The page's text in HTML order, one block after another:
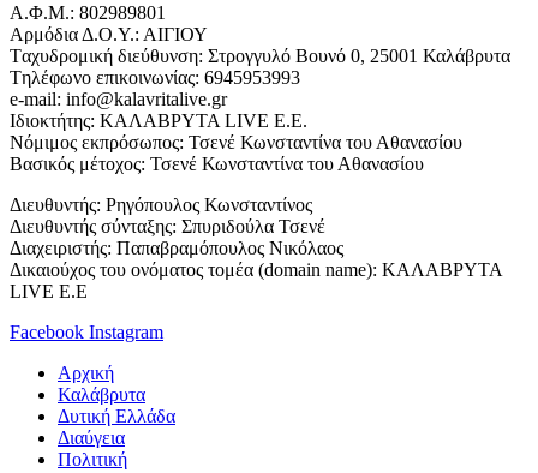
Α.Φ.Μ.: 802989801
Αρμόδια Δ.Ο.Υ.: ΑΙΓΙΟΥ
Tαχυδρομική διεύθυνση: Στρογγυλό Βουνό 0, 25001 Καλάβρυτα
Tηλέφωνο επικοινωνίας: 6945953993
e-mail: info@kalavritalive.gr
Iδιοκτήτης: ΚΑΛΑΒΡΥΤΑ LIVE E.E.
Νόμιμος εκπρόσωπος: Τσενέ Κωνσταντίνα του Αθανασίου
Βασικός μέτοχος: Τσενέ Κωνσταντίνα του Αθανασίου
Διευθυντής: Ρηγόπουλος Κωνσταντίνος
Διευθυντής σύνταξης: Σπυριδούλα Τσενέ
Διαχειριστής: Παπαβραμόπουλος Νικόλαος
Δικαιούχος του ονόματος τομέα (domain name): ΚΑΛΑΒΡΥΤΑ
LIVE E.E
Facebook Instagram
Αρχική
Καλάβρυτα
Δυτική Ελλάδα
Διαύγεια
Πολιτική